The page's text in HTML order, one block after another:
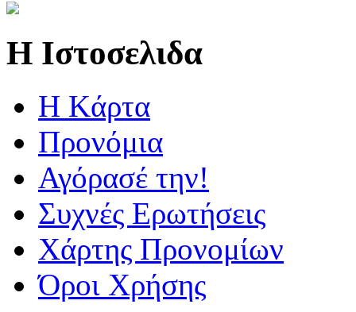
Η Ιστοσελιδα
Η Kάρτα
Προνόμια
Αγόρασέ την!
Συχνές Ερωτήσεις
Χάρτης Προνομίων
Όροι Χρήσης